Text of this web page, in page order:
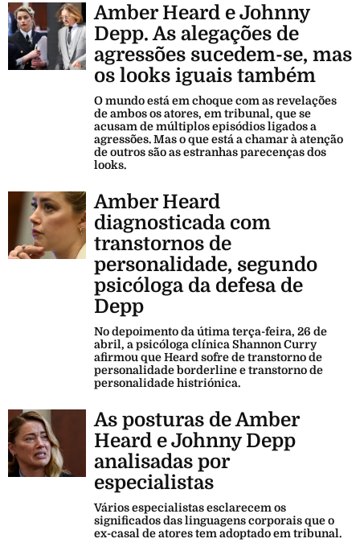
Amber Heard e Johnny
Depp. As alegações de
agressões sucedem-se, mas
os looks iguais também
O mundo está em choque com as revelações
de ambos os atores, em tribunal, que se
acusam de múltiplos episódios ligados a
agressões. Mas o que está a chamar à atenção
de outros são as estranhas parecenças dos
looks.
Amber Heard
diagnosticada com
transtornos de
personalidade, segundo
psicóloga da defesa de
Depp
No depoimento da útima terça-feira, 26 de
abril, a psicóloga clínica Shannon Curry
afirmou que Heard sofre de transtorno de
personalidade borderline e transtorno de
personalidade histriónica.
As posturas de Amber
Heard e Johnny Depp
analisadas por
especialistas
Vários especialistas esclarecem os
significados das linguagens corporais que o
ex-casal de atores tem adoptado em tribunal.